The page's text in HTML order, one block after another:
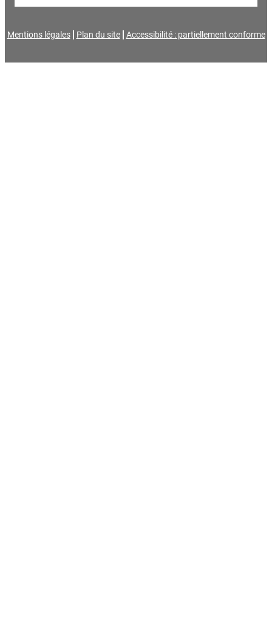
Mentions légales Plan du site Accessibilité : partiellement conforme